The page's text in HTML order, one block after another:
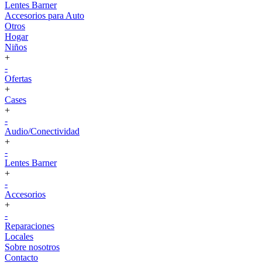
Lentes Barner
Accesorios para Auto
Otros
Hogar
Niños
+
-
Ofertas
+
Cases
+
-
Audio/Conectividad
+
-
Lentes Barner
+
-
Accesorios
+
-
Reparaciones
Locales
Sobre nosotros
Contacto